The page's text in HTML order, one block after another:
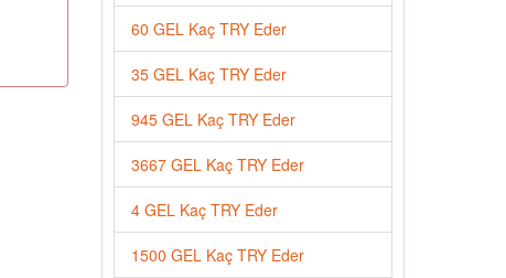
60 GEL Kaç TRY Eder
35 GEL Kaç TRY Eder
945 GEL Kaç TRY Eder
3667 GEL Kaç TRY Eder
4 GEL Kaç TRY Eder
1500 GEL Kaç TRY Eder